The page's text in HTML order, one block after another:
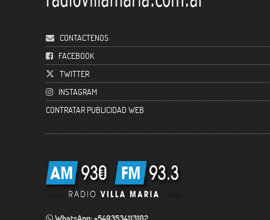
CONTACTENOS
FACEBOOK
TWITTER
INSTAGRAM
CONTRATAR PUBLICIDAD WEB